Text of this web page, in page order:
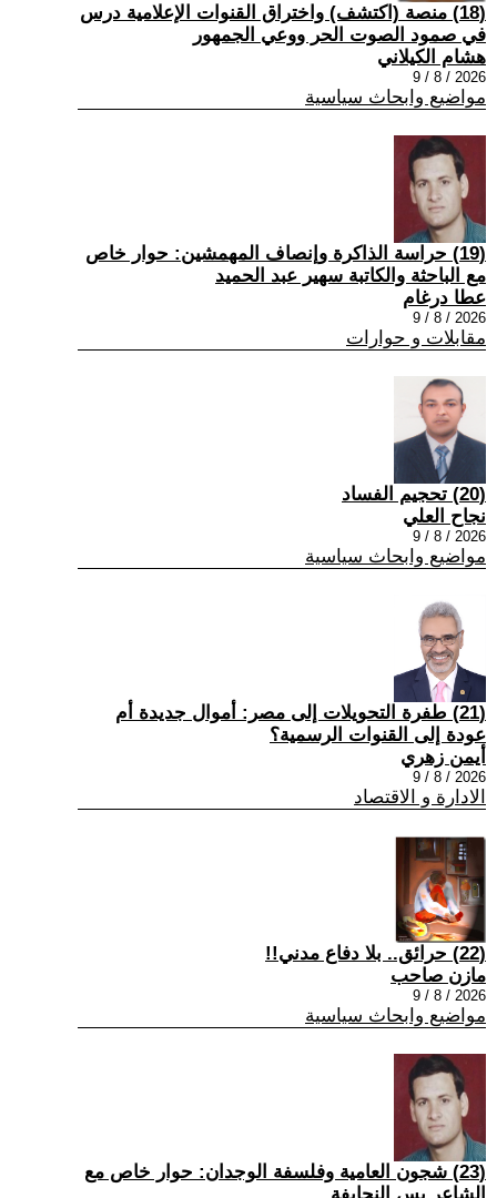
(18) منصة (اكتشف) واختراق القنوات الإعلامية درس
في صمود الصوت الحر ووعي الجمهور
هشام الكيلاني
2026 / 8 / 9
مواضيع وابحاث سياسية
(19) حراسة الذاكرة وإنصاف المهمشين: حوار خاص
مع الباحثة والكاتبة سهير عبد الحميد
عطا درغام
2026 / 8 / 9
مقابلات و حوارات
(20) تحجيم الفساد
نجاح العلي
2026 / 8 / 9
مواضيع وابحاث سياسية
(21) طفرة التحويلات إلى مصر: أموال جديدة أم
عودة إلى القنوات الرسمية؟
أيمن زهري
2026 / 8 / 9
الادارة و الاقتصاد
(22) حرائق.. بلا دفاع مدني!!
مازن صاحب
2026 / 8 / 9
مواضيع وابحاث سياسية
(23) شجون العامية وفلسفة الوجدان: حوار خاص مع